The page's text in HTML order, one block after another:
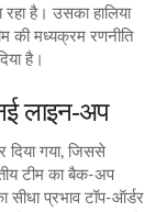
है। उसका हालिया
की मध्यक्रम रणनीति
है।
लाइन‑अप
गया, जिससे
टीम का बैक‑अप
प्रभाव टॉप‑ऑर्डर